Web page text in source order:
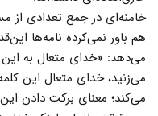
خامنه‌ای در جمع تعدادی
هم باور نمی‌کرده نامه‌ها
می‌دهد: «خداى متعال به
می‌زنید، خداى متعال این
می‌کند؛ معناى برکت دادن این است.»